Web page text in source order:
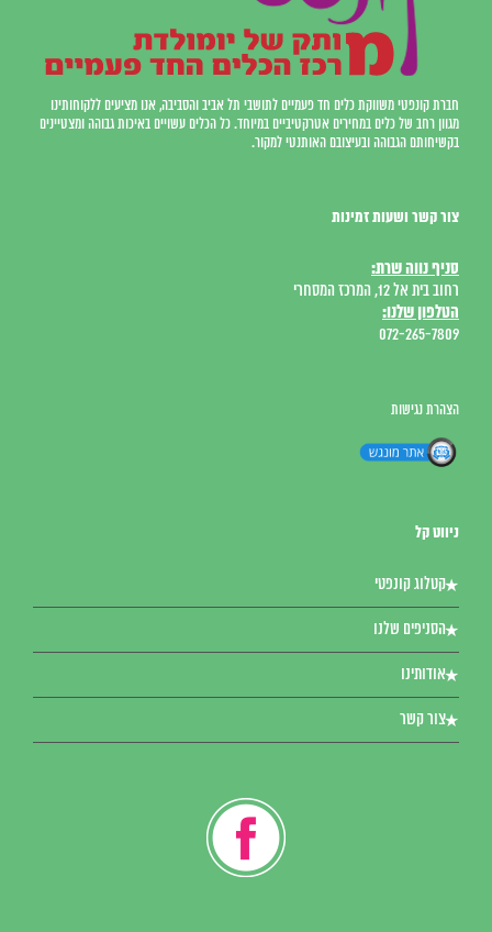
חברת קונפטי משווקת כלים חד פעמיים לתושבי תל אביב והסביבה, אנו מציעים ללקוחותינו
מגוון רחב של כלים במחירים אטרקטיביים במיוחד. כל הכלים עשויים באיכות גבוהה ומצטיינים
בקשיחותם הגבוהה ובעיצובם האותנטי למקור.
צור קשר ושעות זמינות
סניף נווה שרת:
רחוב בית אל 12, המרכז המסחרי
הטלפון שלנו:
072-265-7809
הצהרת נגישות
ניווט קל
קטלוג קונפטי
הסניפים שלנו
אודותינו
צור קשר